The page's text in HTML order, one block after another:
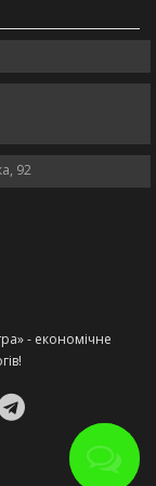
92
- економічне